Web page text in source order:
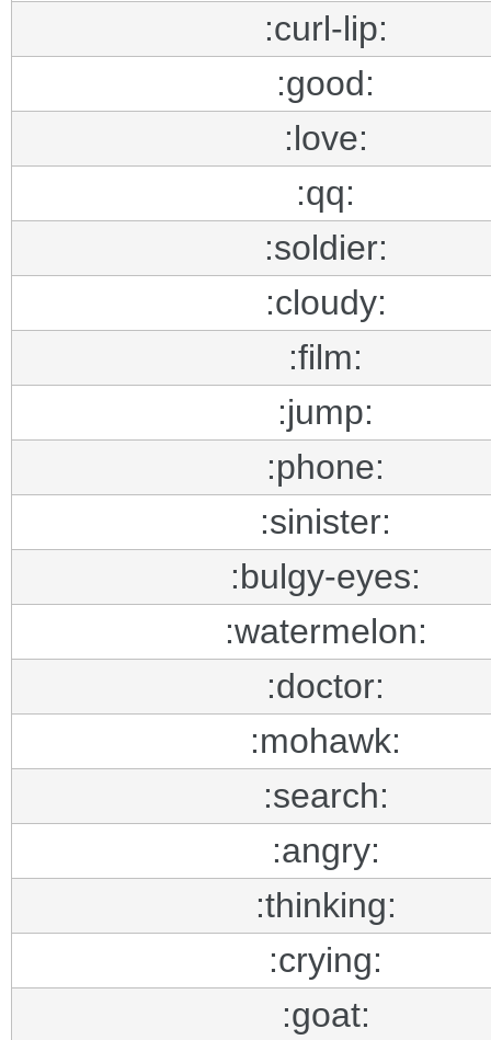
:curl-lip:
:good:
:love:
:qq:
:soldier:
:cloudy:
:film:
:jump:
:phone:
:sinister:
:bulgy-eyes:
:watermelon:
:doctor:
:mohawk:
:search:
:angry:
:thinking:
:crying:
:goat: